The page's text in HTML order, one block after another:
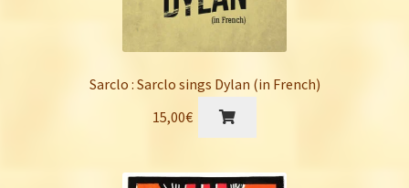
Sarclo : Sarclo sings Dylan (in French)
15,00€